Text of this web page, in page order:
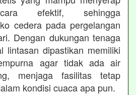
efektif, sehingga
cedera pada pergelangan
Dengan dukungan tenaga
lintasan dipastikan memiliki
agar tidak ada air
menjaga fasilitas tetap
kondisi cuaca apa pun.